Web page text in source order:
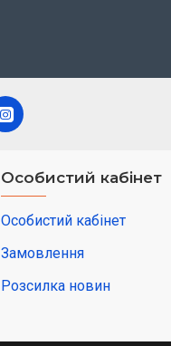
Особистий кабінет
Особистий кабінет
Замовлення
Розсилка новин